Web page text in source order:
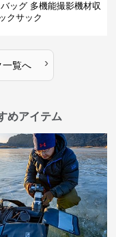
ッグ 多機能撮影機材収
クサック
一覧へ ›
めアイテム